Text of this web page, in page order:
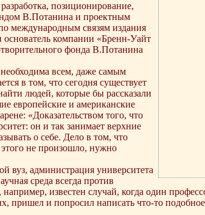
позиционирование,
В.Потанина и проектным
международным связям издания
компании «Бренн-Уайт
фонда В.Потанина
всем, даже самым
в том, что сегодня существует
людей, которые бы рассказали
европейские и американские
«Доказательством того, что
он и так занимает верхние
о себе. Дело в том, что
не произошло, нужно
вуз, администрация университета
среда всегда против
известен случай, когда один
пришел и попросил написать что-то